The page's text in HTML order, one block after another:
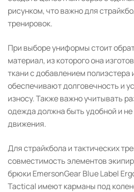
рисунком, что важно для
тренировок.
При выборе униформы стоит
материал, из которого она
ткани с добавлением полиэстера
обеспечивают долговечность и
износу. Также важно учитывать
одежда должна быть удобной и
движения.
Для страйкбола и тактических
совместимость элементов
брюки EmersonGear Blue Label
Tactical имеют карманы под